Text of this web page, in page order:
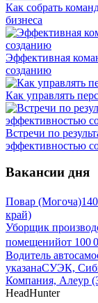
Как собрать
бизнеса
Эффективная
созданию
Как управлять
Встречи по
эффективностью
Вакансии дня
Повар (Могоча)
край)
Уборщик
помещенийот 100
Водитель
указанаСУЭК,
Компания, Алеур
HeadHunter